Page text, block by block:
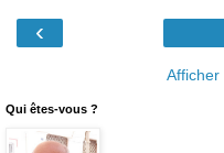
‹
Afficher
Qui êtes-vous ?